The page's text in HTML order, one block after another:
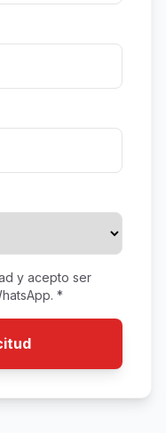
y acepto ser
*